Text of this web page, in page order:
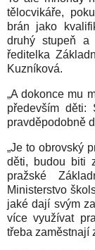
tělocvikáře,
brán jako
druhý stupeň a
ředitelka
Kuzníková.
„A dokonce mu
především děti:
pravděpodobně
„Je to obrovský
děti, budou biti
pražské
Ministerstvo
jaké dají svým
více využívat
třeba zaměstnají